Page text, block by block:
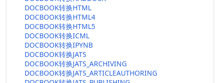
DOCBOOK转换HTML
DOCBOOK转换HTML4
DOCBOOK转换HTML5
DOCBOOK转换ICML
DOCBOOK转换IPYNB
DOCBOOK转换JATS
DOCBOOK转换JATS_ARCHIVING
DOCBOOK转换JATS_ARTICLEAUTHORING